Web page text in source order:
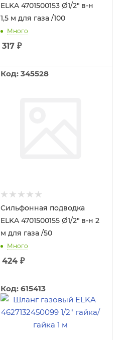
ELKA 4701500153 Ø1/2" в-н
1,5 м для газа /100
Много
317₽
Код: 345528
Сильфонная подводка
ELKA 4701500155 Ø1/2" в-н 2
м для газа /50
Много
424₽
Код: 615413